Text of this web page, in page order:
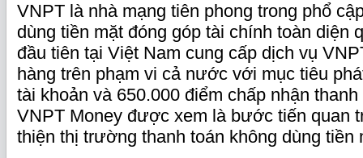
VNPT là nhà mạng tiên phong trong phổ
dùng tiền mặt đóng góp tài chính toàn diện
đầu tiên tại Việt Nam cung cấp dịch vụ
hàng trên phạm vi cả nước với mục tiêu
tài khoản và 650.000 điểm chấp nhận
VNPT Money được xem là bước tiến quan
thiện thị trường thanh toán không dùng tiền